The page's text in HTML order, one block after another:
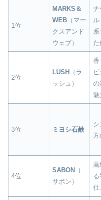
1位
MARKS＆
WEB （マー
クスアンド
ウェブ）
ナ
ル
系
2位
LUSH
（ラ
ッシュ）
香
の
魅
3位 ミヨシ石鹸
方
4位
SABON
（
サボン）
高
仕